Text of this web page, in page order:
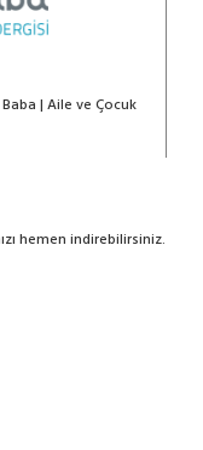
| Aile ve Çocuk
hemen indirebilirsiniz.